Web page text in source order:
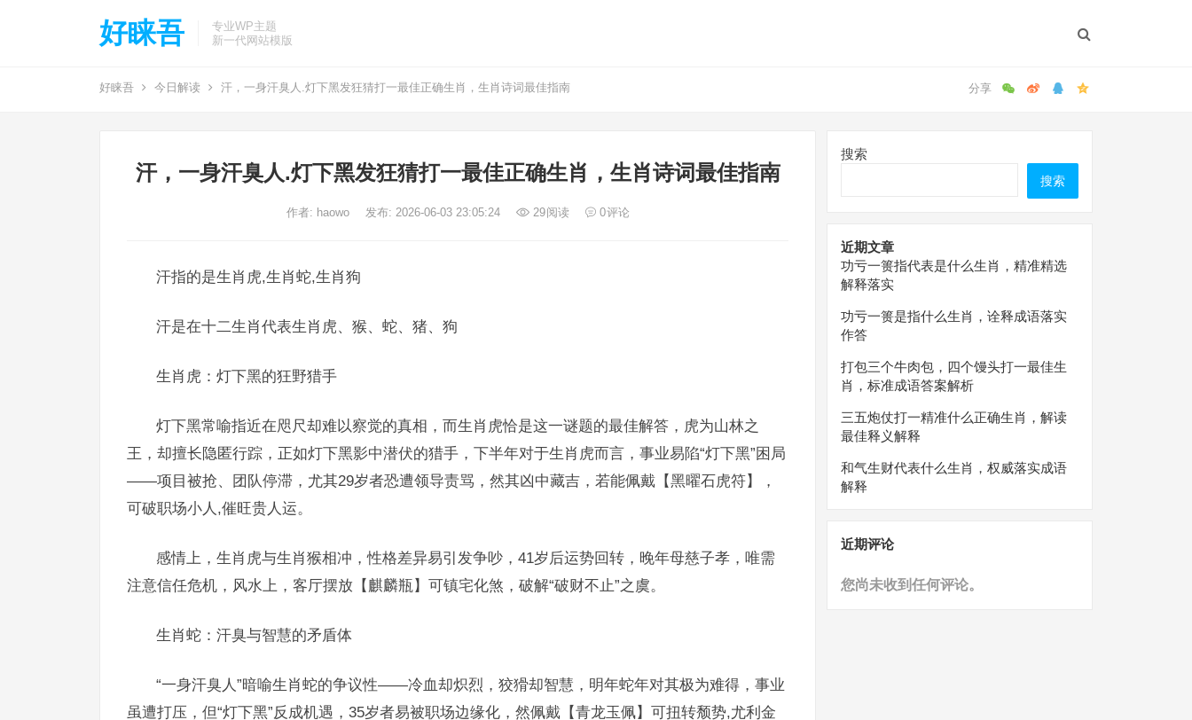
好睐吾
专业WP主题
新一代网站模版
好睐吾 今日解读 汗，一身汗臭人.灯下黑发狂猜打一最佳正确生肖，生肖诗词最佳指南
汗，一身汗臭人.灯下黑发狂猜打一最佳正确生肖，生肖诗词最佳指南
作者: haowo 发布: 2026-06-03 23:05:24 29阅读 0评论
汗指的是生肖虎,生肖蛇,生肖狗
汗是在十二生肖代表生肖虎、猴、蛇、猪、狗
生肖虎：灯下黑的狂野猎手
灯下黑常喻指近在咫尺却难以察觉的真相，而生肖虎恰是这一谜题的最佳解答，虎为山林之
王，却擅长隐匿行踪，正如灯下黑影中潜伏的猎手，下半年对于生肖虎而言，事业易陷“灯下黑”困局
——项目被抢、团队停滞，尤其29岁者恐遭领导责骂，然其凶中藏吉，若能佩戴【黑曜石虎符】，
可破职场小人,催旺贵人运。
感情上，生肖虎与生肖猴相冲，性格差异易引发争吵，41岁后运势回转，晚年母慈子孝，唯需
注意信任危机，风水上，客厅摆放【麒麟瓶】可镇宅化煞，破解“破财不止”之虞。
生肖蛇：汗臭与智慧的矛盾体
“一身汗臭人”暗喻生肖蛇的争议性——冷血却炽烈，狡猾却智慧，明年蛇年对其极为难得，事业
虽遭打压，但“灯下黑”反成机遇，35岁者易被职场边缘化，然佩戴【青龙玉佩】可扭转颓势,尤利金
搜索
搜索
近期文章
功亏一篑指代表是什么生肖，精准精选
解释落实
功亏一篑是指什么生肖，诠释成语落实
作答
打包三个牛肉包，四个馒头打一最佳生
肖，标准成语答案解析
三五炮仗打一精准什么正确生肖，解读
最佳释义解释
和气生财代表什么生肖，权威落实成语
解释
近期评论
您尚未收到任何评论。